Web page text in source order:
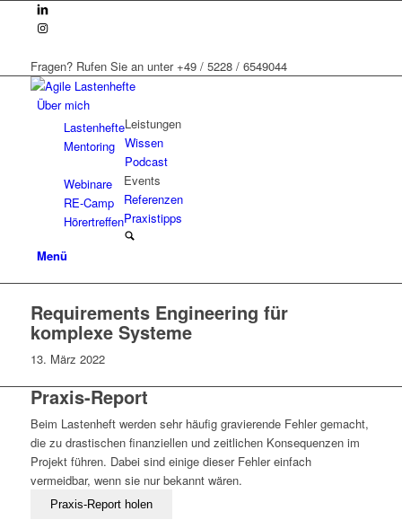
Fragen? Rufen Sie an unter +49 / 5228 / 6549044
Über mich
Leistungen
Lastenhefte
Mentoring
Wissen
Podcast
Events
Webinare
RE-Camp
Hörertreffen
Referenzen
Praxistipps
Menü
Requirements Engineering für
komplexe Systeme
13. März 2022
Praxis-Report
Beim Lastenheft werden sehr häufig gravierende Fehler gemacht,
die zu drastischen finanziellen und zeitlichen Konsequenzen im
Projekt führen. Dabei sind einige dieser Fehler einfach
vermeidbar, wenn sie nur bekannt wären.